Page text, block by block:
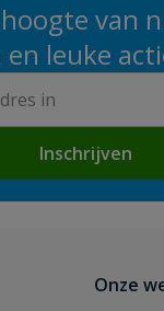
van
leuke
Inschrijven
Onze